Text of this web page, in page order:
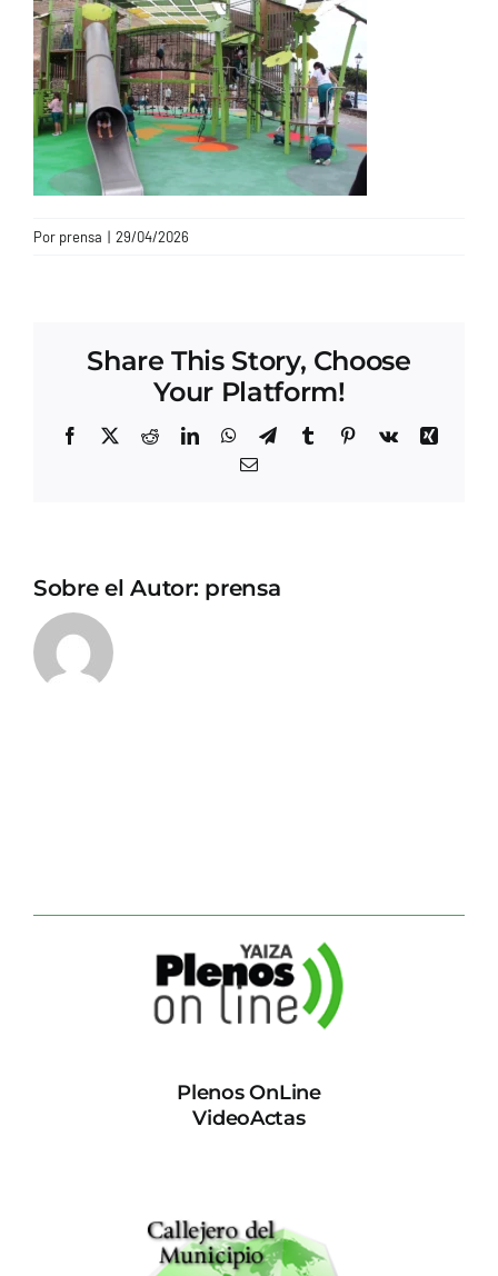
CONTACTO
Por prensa | 29/04/2026
Share This Story, Choose
Your Platform!
Facebook
X RedditLinkedInWhatsApp
TelegramTumblrPinterest
Vk
Xing
Correo
Sobre el Autor: prensa
Plenos OnLine
VideoActas